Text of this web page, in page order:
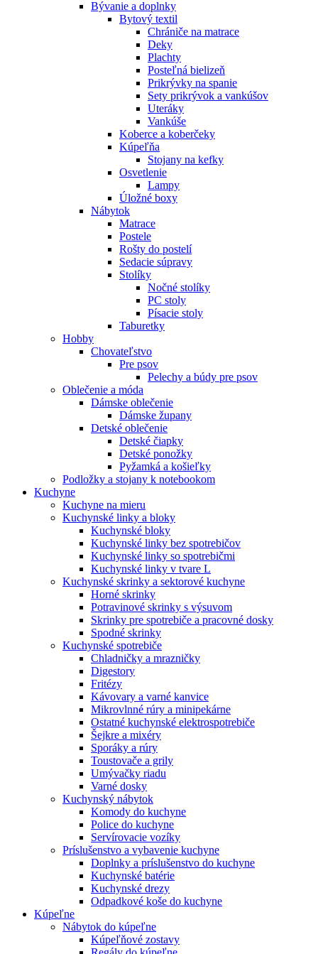
Bývanie a doplnky
Bytový textil
Chrániče na matrace
Deky
Plachty
Posteľná bielizeň
Prikrývky na spanie
Sety prikrývok a vankúšov
Uteráky
Vankúše
Koberce a koberčeky
Kúpeľňa
Stojany na kefky
Osvetlenie
Lampy
Úložné boxy
Nábytok
Matrace
Postele
Rošty do postelí
Sedacie súpravy
Stolíky
Nočné stolíky
PC stoly
Písacie stoly
Taburetky
Hobby
Chovateľstvo
Pre psov
Pelechy a búdy pre psov
Oblečenie a móda
Dámske oblečenie
Dámske župany
Detské oblečenie
Detské čiapky
Detské ponožky
Pyžamká a košieľky
Podložky a stojany k notebookom
Kuchyne
Kuchyne na mieru
Kuchynské linky a bloky
Kuchynské bloky
Kuchynské linky bez spotrebičov
Kuchynské linky so spotrebičmi
Kuchynské linky v tvare L
Kuchynské skrinky a sektorové kuchyne
Horné skrinky
Potravinové skrinky s výsuvom
Skrinky pre spotrebiče a pracovné dosky
Spodné skrinky
Kuchynské spotrebiče
Chladničky a mrazničky
Digestory
Fritézy
Kávovary a varné kanvice
Mikrovlnné rúry a minipekárne
Ostatné kuchynské elektrospotrebiče
Šejkre a mixéry
Sporáky a rúry
Toustovače a grily
Umývačky riadu
Varné dosky
Kuchynský nábytok
Komody do kuchyne
Police do kuchyne
Servírovacie vozíky
Príslušenstvo a vybavenie kuchyne
Doplnky a príslušenstvo do kuchyne
Kuchynské batérie
Kuchynské drezy
Odpadkové koše do kuchyne
Kúpeľne
Nábytok do kúpeľne
Kúpeľňové zostavy